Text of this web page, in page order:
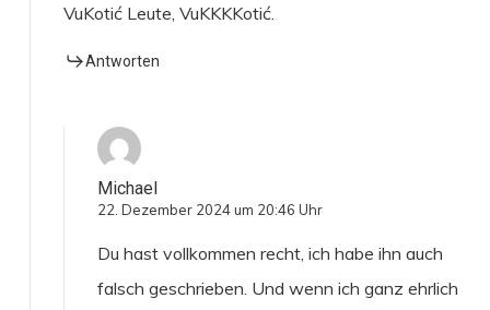
VuKotić Leute, VuKKKKotić.
Antworten
Michael
22. Dezember 2024 um 20:46 Uhr
Du hast vollkommen recht, ich habe ihn auch
falsch geschrieben. Und wenn ich ganz ehrlich